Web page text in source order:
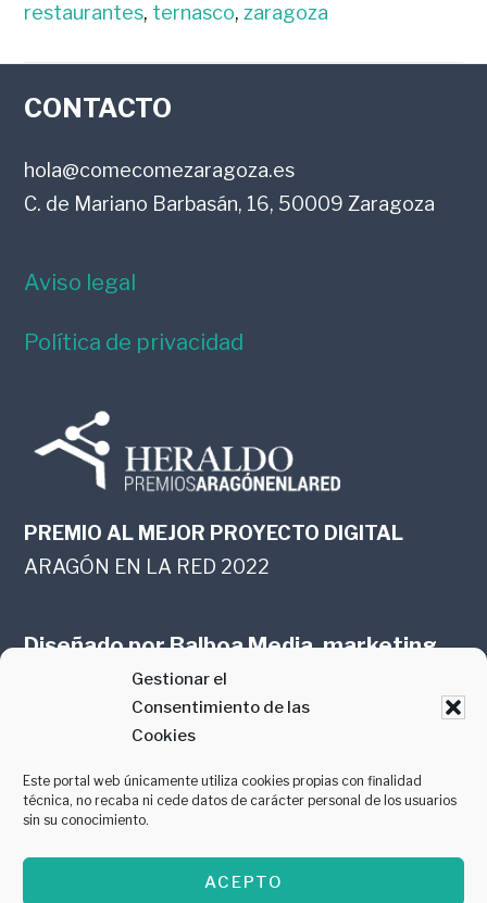
Gestionar el
Consentimiento de las
Cookies
Este portal web únicamente utiliza cookies propias con finalidad
técnica, no recaba ni cede datos de carácter personal de los usuarios
sin su conocimiento.
ACEPTO
restaurantes, ternasco,zaragoza
FOOTER
CONTACTO
hola@comecomezaragoza.es
C. de Mariano Barbasán, 16, 50009 Zaragoza
Aviso legal
Política de privacidad
PREMIO AL MEJOR PROYECTO DIGITAL
ARAGÓN EN LA RED 2022
Diseñado porBalboa Media, marketing
online en Zaragoza
PREMIO AL MEJOR CONTENIDO